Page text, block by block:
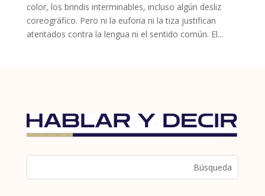
color, los brindis interminables, incluso algún desliz
coreográfico. Pero ni la euforia ni la tiza justifican
atentados contra la lengua ni el sentido común. El...